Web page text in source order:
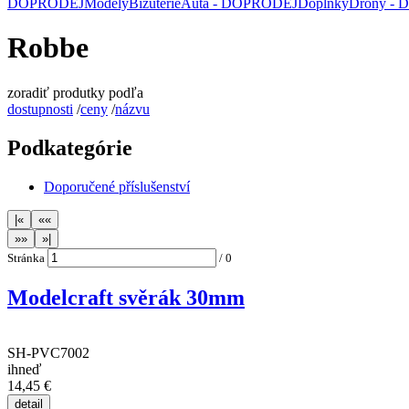
DOPRODEJModelyBižuterieAuta - DOPRODEJDoplňkyDrony -
Robbe
zoradiť produtky podľa
dostupnosti /ceny /názvu
Podkategórie
Doporučené příslušenství
Stránka / 0
Modelcraft svěrák 30mm
SH-PVC7002
ihneď
14,45 €